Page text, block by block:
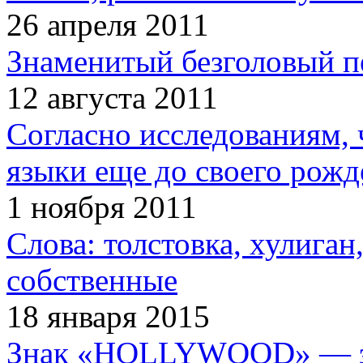
26 апреля 2011
Знаменитый безголовый
12 августа 2011
Согласно исследованиям,
языки еще до своего
1 ноября 2011
Слова: толстовка,
собственные
18 января 2015
Знак «HOLLYWOOD» —